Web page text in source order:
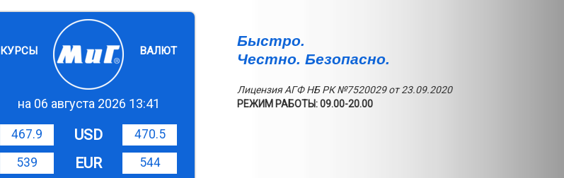
Быстро.
Честно. Безопасно.
КУРСЫ ВАЛЮТ
на 06 августа 2026 13:41
467.9 USD
470.5
539
EUR
544
Лицензия АГФ НБ РК №7520029 от 23.09.2020
РЕЖИМ РАБОТЫ: 09.00-20.00